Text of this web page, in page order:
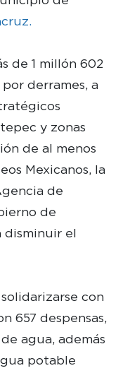
de 1 millón 602
derrames, a
y zonas
de al menos
Mexicanos, la
de
de
disminuir el
con
657 despensas,
agua, además
potable